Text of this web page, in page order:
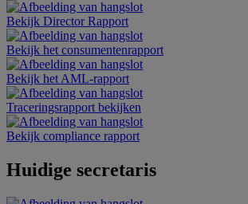
Bekijk Director Rapport
Bekijk het consumentenrapport
Bekijk het AML-rapport
Traceringsrapport bekijken
Bekijk compliance rapport
Huidige secretaris